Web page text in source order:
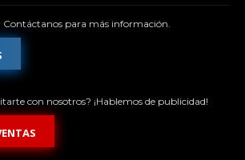
Contáctanos para más información.
con nosotros? ¡Hablemos de publicidad!